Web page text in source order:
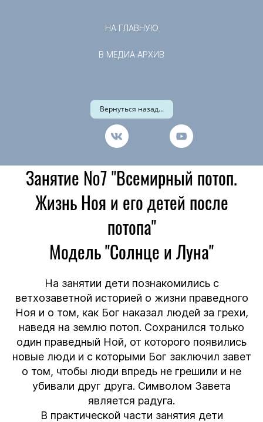
НА ГЛАВНУЮ
В МЕДИА АРХИВ
Вернуться назад...
Занятие №7 "Всемирный потоп.
Жизнь Ноя и его детей после
потопа"
Модель "Солнце и Луна"
На занятии дети познакомились с
ветхозаветной историей о жизни праведного
Ноя и о том, как Бог наказал людей за грехи,
наведя на землю потоп. Сохранился только
один праведный Ной, от которого появились
новые люди и с которыми Бог заключил завет
о том, чтобы люди впредь не грешили и не
убивали друг друга. Символом Завета
является радуга.
В практической части занятия дети